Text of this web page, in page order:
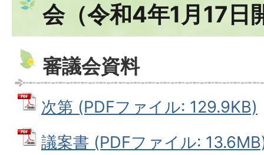
会（令和4年1月17日
審議会資料
次第 (PDFファイル: 129.9KB)
議案書 (PDFファイル: